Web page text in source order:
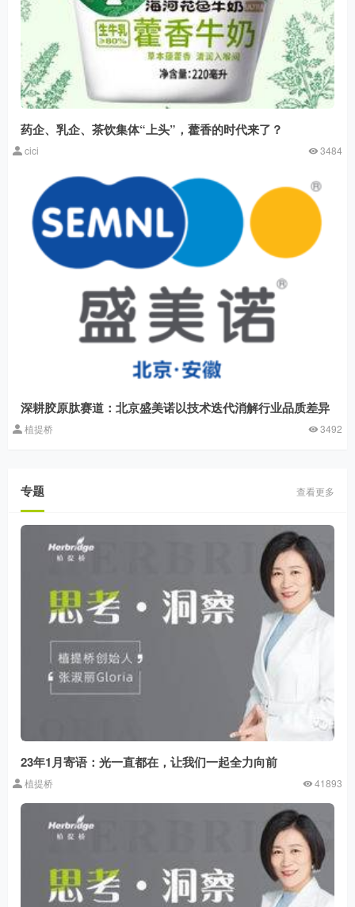
药企、乳企、茶饮集体“上头”，藿香的时代来了？
cici 3484
深耕胶原肽赛道：北京盛美诺以技术迭代消解行业品质差异
植提桥 3492
专题 查看更多
23年1月寄语：光一直都在，让我们一起全力向前
植提桥 41893